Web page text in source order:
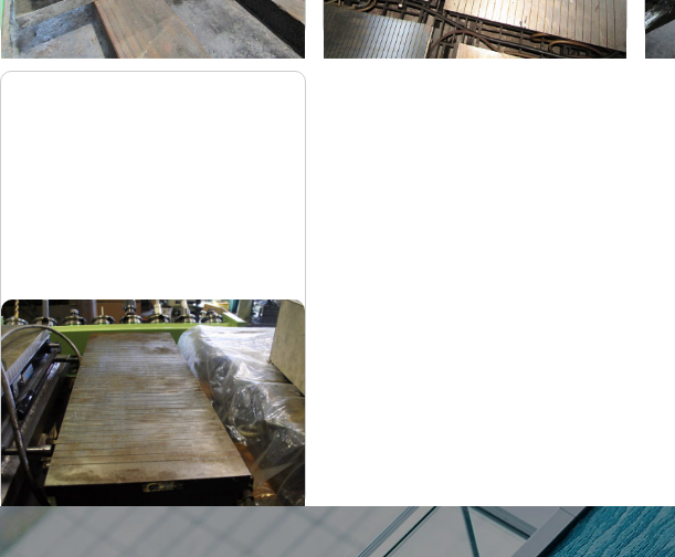
年 式 年 式
マグネットチャック
メーカー フジ磁工
形 式260×700
年 式-